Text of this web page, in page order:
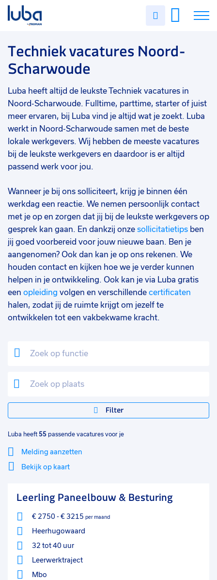
Uren
Vacatures
Over ons
Voor werkgevers
Contact
Techniek vacatures Noord-
Scharwoude
Luba heeft altijd de leukste Techniek vacatures in
Noord-Scharwoude. Fulltime, parttime, starter of juist
meer ervaren, bij Luba vind je altijd wat je zoekt. Luba
werkt in Noord-Scharwoude samen met de beste
lokale werkgevers. Wij hebben de meeste vacatures
bij de leukste werkgevers en daardoor is er altijd
passend werk voor jou.
Wanneer je bij ons solliciteert, krijg je binnen één
werkdag een reactie. We nemen persoonlijk contact
met je op en zorgen dat jij bij de leukste werkgevers op
gesprek kan gaan. En dankzij onze sollicitatietips ben
jij goed voorbereid voor jouw nieuwe baan. Ben je
aangenomen? Ook dan kan je op ons rekenen. We
houden contact en kijken hoe we je verder kunnen
helpen in je ontwikkeling. Ook kan je via Luba gratis
een opleiding volgen en verschillende certificaten
halen, zodat jij de ruimte krijgt om jezelf te
ontwikkelen tot een vakbekwame kracht.
Filter
Filter vacatures
Vakgebied 0
Techniek
Opleidingsniveau 0
Hbo
Havo 1
WO 1
Soort contract 0
31
Vast 30
Detacheren
Leerwerktraject 6
Uren per week 0
37 - 40+ uur 55
25 - 32 uur
33 - 36 uur 1
Luba heeft 55 passende vacatures voor je
Melding aanzetten
Bekijk op kaart
Filter
Sluiten
Leerling Paneelbouw & Besturing
€ 2750- € 3215 per maand
Heerhugowaard
32 tot 40 uur
Leerwerktraject
Mbo